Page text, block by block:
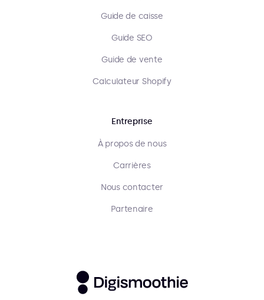
Guide de caisse
Guide SEO
Guide de vente
Calculateur Shopify
Entreprise
À propos de nous
Carrières
Nous contacter
Partenaire